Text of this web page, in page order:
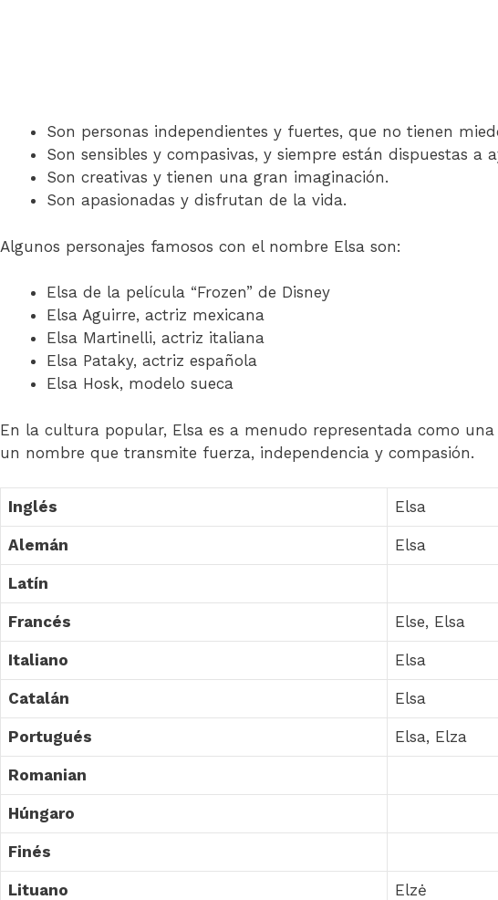
Son personas independientes y fuertes, que no tienen
Son sensibles y compasivas, y siempre están dispuestas a
Son creativas y tienen una gran imaginación.
Son apasionadas y disfrutan de la vida.
Algunos personajes famosos con el nombre Elsa son:
Elsa de la película “Frozen” de Disney
Elsa Aguirre, actriz mexicana
Elsa Martinelli, actriz italiana
Elsa Pataky, actriz española
Elsa Hosk, modelo sueca
En la cultura popular, Elsa es a menudo representada como
un nombre que transmite fuerza, independencia y compasión.
Inglés Elsa
Alemán Elsa
Latín
Francés Else, Elsa
Italiano Elsa
Catalán Elsa
Portugués Elsa, Elza
Romanian
Húngaro
Finés
Lituano Elzė